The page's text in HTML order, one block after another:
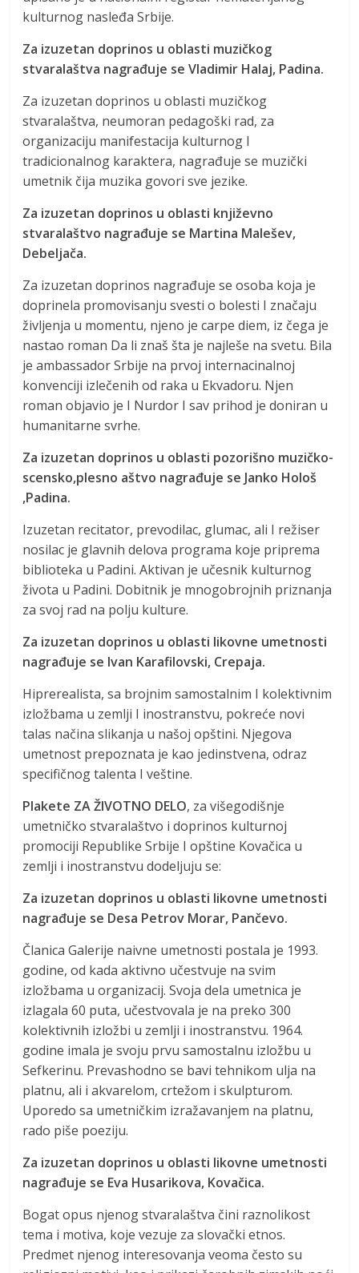
kulturnog nasleđa Srbije.
Za izuzetan doprinos u oblasti muzičkog
stvaralaštva nagrađuje se Vladimir Halaj, Padina.
Za izuzetan doprinos u oblasti muzičkog
stvaralaštva, neumoran pedagoški rad, za
organizaciju manifestacija kulturnog I
tradicionalnog karaktera, nagrađuje se muzički
umetnik čija muzika govori sve jezike.
Za izuzetan doprinos u oblasti književno
stvaralaštvo nagrađuje se Martina Malešev,
Debeljača.
Za izuzetan doprinos nagrađuje se osoba koja je
doprinela promovisanju svesti o bolesti I značaju
življenja u momentu, njeno je carpe diem, iz čega je
nastao roman Da li znaš šta je najleše na svetu. Bila
je ambassador Srbije na prvoj internacinalnoj
konvenciji izlečenih od raka u Ekvadoru. Njen
roman objavio je I Nurdor I sav prihod je doniran u
humanitarne svrhe.
Za izuzetan doprinos u oblasti pozorišno muzičko-
scensko,plesno aštvo nagrađuje se Janko Hološ
,Padina.
Izuzetan recitator, prevodilac, glumac, ali I režiser
nosilac je glavnih delova programa koje priprema
biblioteka u Padini. Aktivan je učesnik kulturnog
života u Padini. Dobitnik je mnogobrojnih priznanja
za svoj rad na polju kulture.
Za izuzetan doprinos u oblasti likovne umetnosti
nagrađuje se Ivan Karafilovski, Crepaja.
Hiprerealista, sa brojnim samostalnim I kolektivnim
izložbama u zemlji I inostranstvu, pokreće novi
talas načina slikanja u našoj opštini. Njegova
umetnost prepoznata je kao jedinstvena, odraz
specifičnog talenta I veštine.
Plakete ZA ŽIVOTNO DELO, za višegodišnje
umetničko stvaralaštvo i doprinos kulturnoj
promociji Republike Srbije I opštine Kovačica u
zemlji i inostranstvu dodeljuju se:
Za izuzetan doprinos u oblasti likovne umetnosti
nagrađuje se Desa Petrov Morar, Pančevo.
Članica Galerije naivne umetnosti postala je 1993.
godine, od kada aktivno učestvuje na svim
izložbama u organizacij. Svoja dela umetnica je
izlagala 60 puta, učestvovala je na preko 300
kolektivnih izložbi u zemlji i inostranstvu. 1964.
godine imala je svoju prvu samostalnu izložbu u
Sefkerinu. Prevashodno se bavi tehnikom ulja na
platnu, ali i akvarelom, crtežom i skulpturom.
Uporedo sa umetničkim izražavanjem na platnu,
rado piše poeziju.
Za izuzetan doprinos u oblasti likovne umetnosti
nagrađuje se Eva Husarikova, Kovačica.
Bogat opus njenog stvaralaštva čini raznolikost
tema i motiva, koje vezuje za slovački etnos.
Predmet njenog interesovanja veoma često su